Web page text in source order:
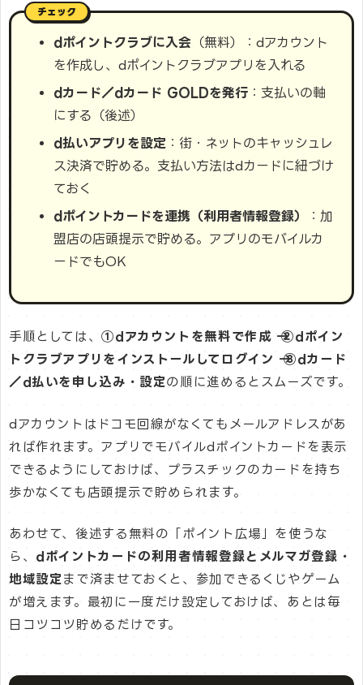
dポイントクラブに入会 （無料）：dアカウント
を作成し、dポイントクラブアプリを入れる
dカード／dカード GOLDを発行 ：支払いの軸
にする（後述）
d払いアプリを設定 ：街・ネットのキャッシュレ
ス決済で貯める。支払い方法はdカードに紐づけ
ておく
dポイントカードを連携（利用者情報登録）
：加
盟店の店頭提示で貯める。アプリのモバイルカ
ードでもOK
手順としては、①dアカウントを無料で作成 → ②dポイン
トクラブアプリをインストールしてログイン → ③dカード
／d払いを申し込み・設定の順に進めるとスムーズです。
dアカウントはドコモ回線がなくてもメールアドレスがあ
れば作れます。アプリでモバイルdポイントカードを表示
できるようにしておけば、プラスチックのカードを持ち
歩かなくても店頭提示で貯められます。
あわせて、後述する無料の「ポイント広場」を使うな
ら、 dポイントカードの利用者情報登録とメルマガ登録・
地域設定 まで済ませておくと、参加できるくじやゲーム
が増えます。最初に一度だけ設定しておけば、あとは毎
日コツコツ貯めるだけです。